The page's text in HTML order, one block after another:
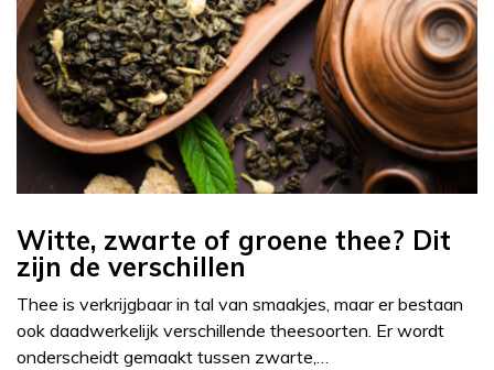
Witte, zwarte of groene thee? Dit
zijn de verschillen
Thee is verkrijgbaar in tal van smaakjes, maar er bestaan
ook daadwerkelijk verschillende theesoorten. Er wordt
onderscheidt gemaakt tussen zwarte,…